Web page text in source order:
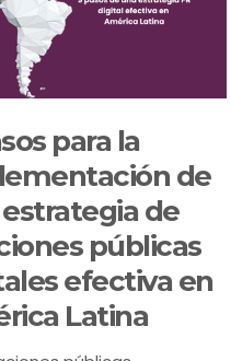
para la
de
de
públicas
efectiva en
Latina